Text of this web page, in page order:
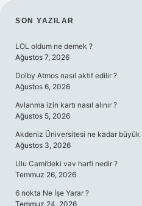
SIDEBAR
SON YAZILAR
LOL oldum ne demek ?
Ağustos 7, 2026
Dolby Atmos nasıl aktif edilir ?
Ağustos 6, 2026
Avlanma izin kartı nasıl alınır ?
Ağustos 5, 2026
Akdeniz Üniversitesi ne kadar büyük
Ağustos 3, 2026
Ulu Cami’deki vav harfi nedir ?
Temmuz 26, 2026
6 nokta Ne İşe Yarar ?
Temmuz 24, 2026